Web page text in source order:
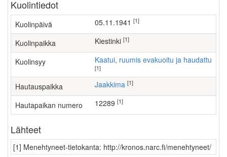
Kuolintiedot
Kuolinpäivä 05.11.1941 [1]
Kuolinpaikka Kiestinki [1]
Kuolinsyy Kaatui, ruumis evakuoitu ja haudattu
[1]
Hautauspaikka Jaakkima [1]
Hautapaikan numero 12289 [1]
Lähteet
[1] Menehtyneet-tietokanta: http://kronos.narc.fi/menehtyneet/